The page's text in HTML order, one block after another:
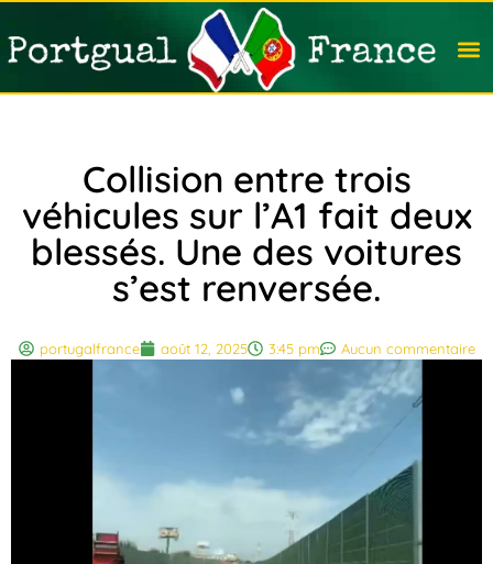
Collision entre trois
véhicules sur l’A1 fait deux
blessés. Une des voitures
s’est renversée.
portugalfrance août 12, 2025 3:45 pm Aucun commentaire